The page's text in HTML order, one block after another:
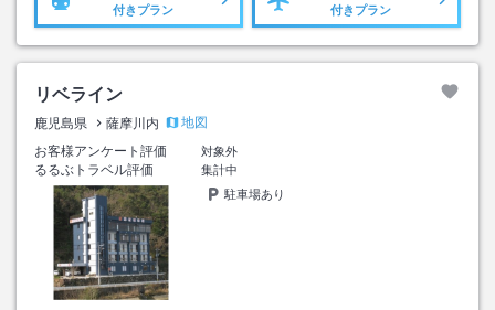
付きプラン 付きプラン
リベライン
鹿児島県 薩摩川内
地図
お客様アンケート評価
対象外
るるぶトラベル評価
集計中
駐車場あり